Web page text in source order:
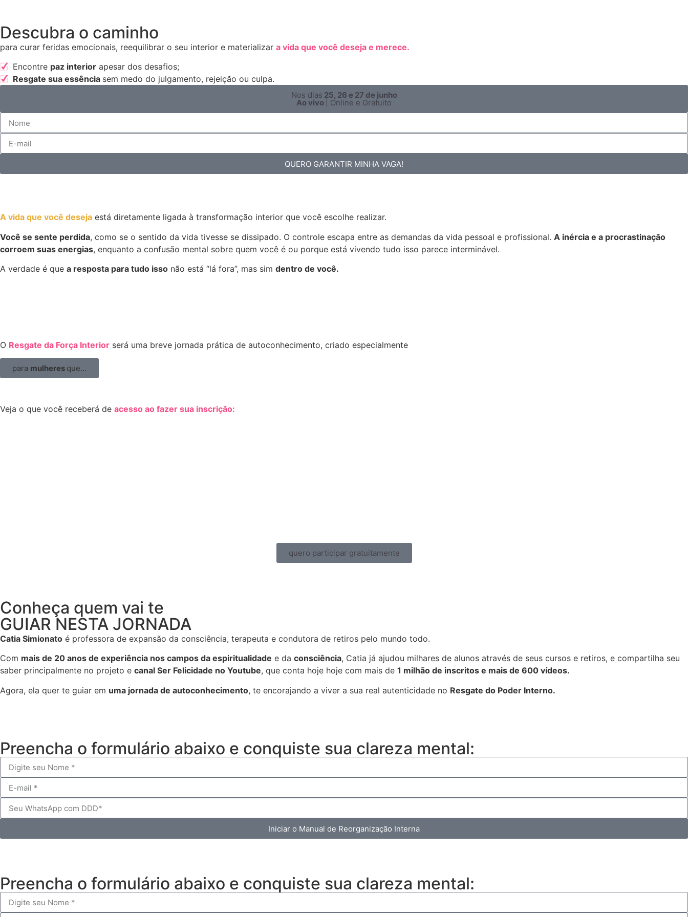
Descubra o caminho
para curar feridas emocionais, reequilibrar o seu interior e materializar a vida que você deseja e merece.
Encontre paz interior apesar dos desafios;
Resgate sua essência sem medo do julgamento, rejeição ou culpa.
Nos dias 25, 26 e 27 de junho
Ao vivo | Online e Gratuito
QUERO GARANTIR MINHA VAGA!
A vida que você deseja está diretamente ligada à transformação interior que você escolhe realizar.
Você se sente perdida, como se o sentido da vida tivesse se dissipado. O controle escapa entre as demandas da vida pessoal e profissional. A inércia e a procrastinação
corroem suas energias, enquanto a confusão mental sobre quem você é ou porque está vivendo tudo isso parece interminável.
A verdade é que a resposta para tudo isso não está “lá fora”, mas sim dentro de você.
O Resgate da Força Interior será uma breve jornada prática de autoconhecimento, criado especialmente
para mulheres que…
Veja o que você receberá de acesso ao fazer sua inscrição:
quero participar gratuitamente
Conheça quem vai te
GUIAR NESTA JORNADA
Catia Simionato é professora de expansão da consciência, terapeuta e condutora de retiros pelo mundo todo.
Com mais de 20 anos de experiência nos campos da espiritualidade e da consciência, Catia já ajudou milhares de alunos através de seus cursos e retiros, e compartilha seu
saber principalmente no projeto e canal Ser Felicidade no Youtube, que conta hoje hoje com mais de 1 milhão de inscritos e mais de 600 vídeos.
Agora, ela quer te guiar em uma jornada de autoconhecimento, te encorajando a viver a sua real autenticidade no Resgate do Poder Interno.
Preencha o formulário abaixo e conquiste sua clareza mental:
Iniciar o Manual de Reorganização Interna
Preencha o formulário abaixo e conquiste sua clareza mental: